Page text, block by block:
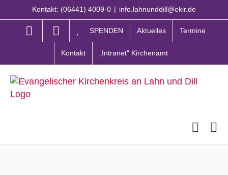
Inhalt
Kontakt: (06441) 4009-0 | info.lahnunddill@ekir.de
SPENDEN Aktuelles Termine
Kontakt „Intranet“ Kirchenamt